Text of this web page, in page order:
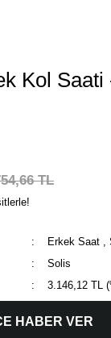
Kol
TL
Erkek Saat ,
Solis
3.146,12 TL
HABER VER